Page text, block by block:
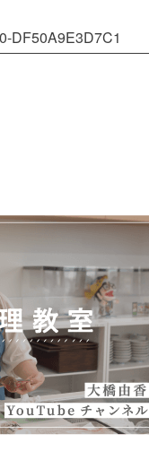
DF50A9E3D7C1